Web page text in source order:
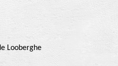
Looberghe